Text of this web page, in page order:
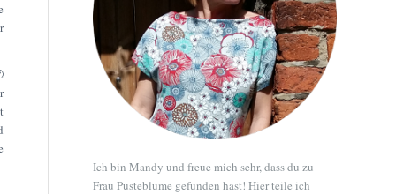
Ich bin Mandy und freue mich sehr, dass du zu
Frau Pusteblume gefunden hast! Hier teile ich